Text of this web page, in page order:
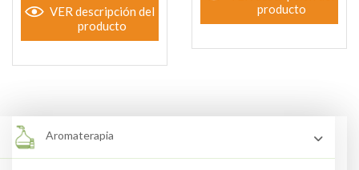
VER descripción del
producto
producto
Aromaterapia